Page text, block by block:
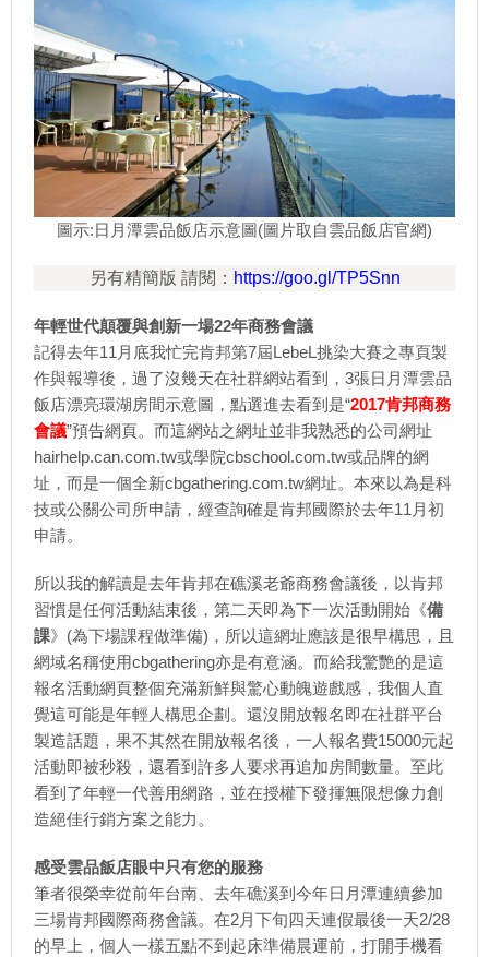
圖示:日月潭雲品飯店示意圖(圖片取自雲品飯店官網)
另有精簡版 請閱： https://goo.gl/TP5Snn
年輕世代顛覆與創新一場22年商務會議
記得去年11月底我忙完肯邦第7屆LebeL挑染大賽之專頁製
作與報導後，過了沒幾天在社群網站看到，3張日月潭雲品
飯店漂亮環湖房間示意圖，點選進去看到是“2017肯邦商務
會議”預告網頁。而這網站之網址並非我熟悉的公司網址
hairhelp.can.com.tw或學院cbschool.com.tw或品牌的網
址，而是一個全新cbgathering.com.tw網址。本來以為是科
技或公關公司所申請，經查詢確是肯邦國際於去年11月初
申請。
所以我的解讀是去年肯邦在礁溪老爺商務會議後，以肯邦
習慣是任何活動結束後，第二天即為下一次活動開始《備
課》(為下場課程做準備)，所以這網址應該是很早構思，且
網域名稱使用cbgathering亦是有意涵。而給我驚艷的是這
報名活動網頁整個充滿新鮮與驚心動魄遊戲感，我個人直
覺這可能是年輕人構思企劃。還沒開放報名即在社群平台
製造話題，果不其然在開放報名後，一人報名費15000元起
活動即被秒殺，還看到許多人要求再追加房間數量。至此
看到了年輕一代善用網路，並在授權下發揮無限想像力創
造絕佳行銷方案之能力。
感受雲品飯店眼中只有您的服務
筆者很榮幸從前年台南、去年礁溪到今年日月潭連續參加
三場肯邦國際商務會議。在2月下旬四天連假最後一天2/28
的早上，個人一樣五點不到起床準備晨運前，打開手機看